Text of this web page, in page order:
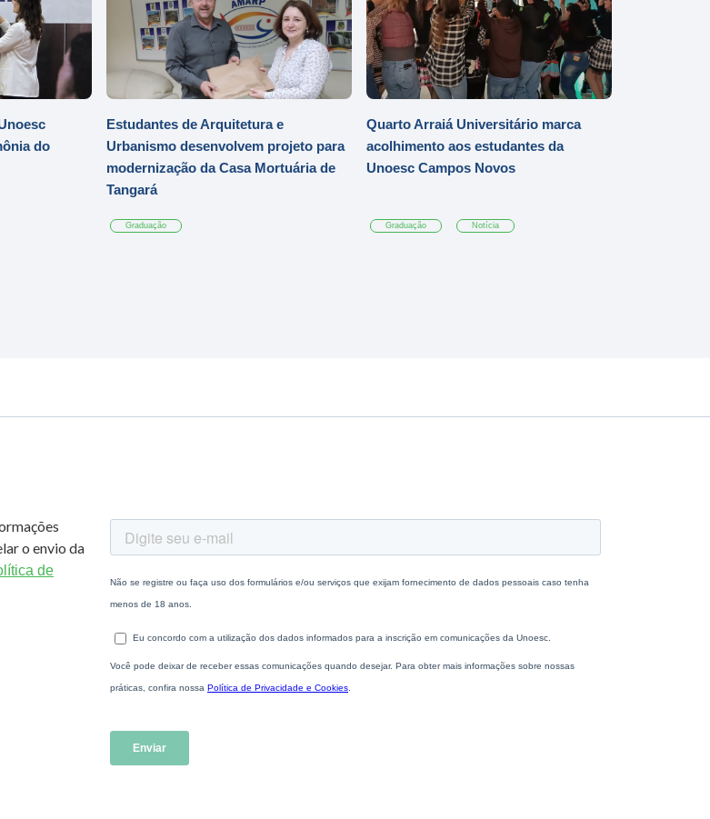
do
Estudantes de Arquitetura e
Urbanismo desenvolvem projeto para
modernização da Casa Mortuária de
Tangará
Graduação
Quarto Arraiá Universitário marca
acolhimento aos estudantes da
Unoesc Campos Novos
Graduação Notícia
o envio da
de